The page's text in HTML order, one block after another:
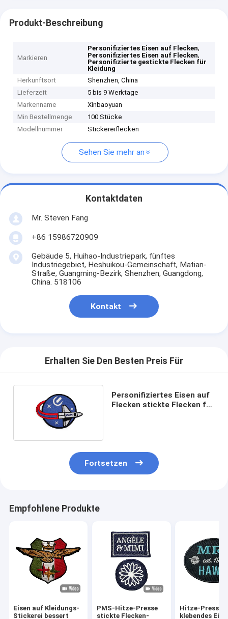
Produkt-Beschreibung
Markieren
Personifiziertes Eisen auf Flecken,
Personifiziertes Eisen auf Flecken,
Personifizierte gestickte Flecken für
Kleidung
Herkunftsort
Shenzhen, China
Lieferzeit
5 bis 9 Werktage
Markenname
Xinbaoyuan
Min Bestellmenge
100 Stücke
Modellnummer
Stickereiflecken
Sehen Sie mehr an
Kontaktdaten
Mr. Steven Fang
+86 15986720909
Gebäude 5, Huihao-Industriepark, fünftes
Industriegebiet, Heshuikou-Gemeinschaft, Matian-
Straße, Guangming-Bezirk, Shenzhen, Guangdong,
China. 518106
Kontakt
Erhalten Sie Den Besten Preis Für
Personifiziertes Eisen auf
Flecken stickte Flecken für
Fortsetzen
Empfohlene Produkte
Eisen auf Kleidungs-
Stickerei bessert
PMS-Hitze-Presse
stickte Flecken-
Hitze-Presse,
klebendes